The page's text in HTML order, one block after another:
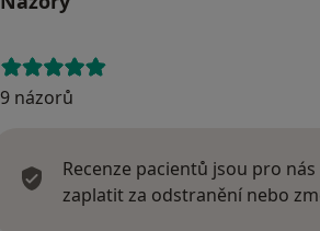
9 názorů
Recenze pacientů jsou pro
zaplatit za odstranění nebo